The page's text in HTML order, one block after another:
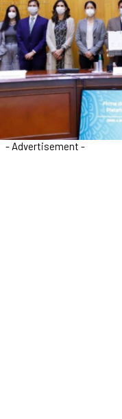
- Advertisement -